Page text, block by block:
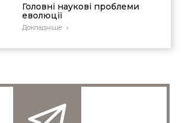
Головні наукові проблеми
еволюції
Докладніше